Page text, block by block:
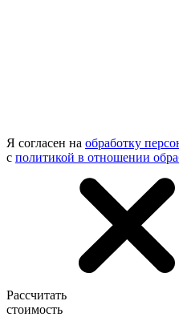
Я согласен на обработку
с политикой в отношении
Рассчитать
стоимость